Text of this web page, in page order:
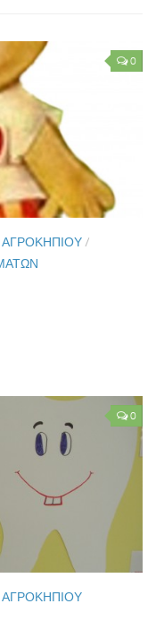
0
ΑΓΡΟΚΗΠΊΟΥ/
0
ΑΓΡΟΚΗΠΊΟΥ